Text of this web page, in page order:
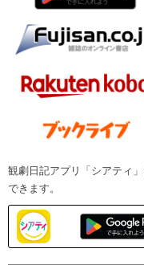
観劇日記アプリ「シアティ
できます。